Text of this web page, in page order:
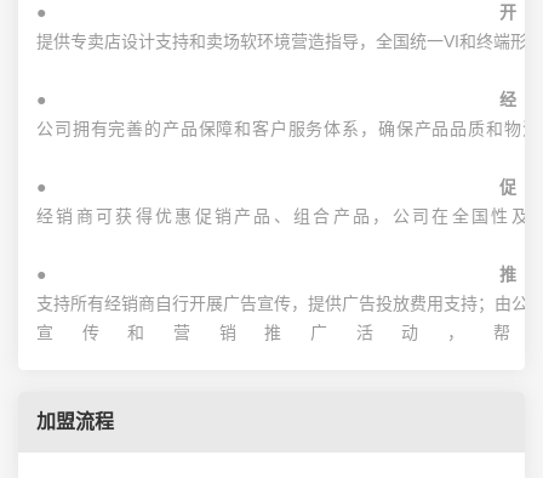
● 开
提供专卖店设计支持和卖场软环境营造指导，全国统一VI和终端形
● 经
公司拥有完善的产品保障和客户服务体系，确保产品品质和物
● 促
经销商可获得优惠促销产品、组合产品，公司在全国性
● 推
支持所有经销商自行开展广告宣传，提供广告投放费用支持；由
宣传和营销推广活动，帮
加盟流程